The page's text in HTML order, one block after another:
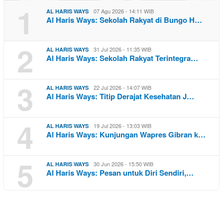
1 AL HARIS WAYS 07 Agu 2026 - 14:11 WIB
Al Haris Ways: Sekolah Rakyat di Bungo H…
2 AL HARIS WAYS 31 Jul 2026 - 11:35 WIB
Al Haris Ways: Sekolah Rakyat Terintegra…
3 AL HARIS WAYS 22 Jul 2026 - 14:07 WIB
Al Haris Ways: Titip Derajat Kesehatan J…
4 AL HARIS WAYS 19 Jul 2026 - 13:03 WIB
Al Haris Ways: Kunjungan Wapres Gibran k…
5 AL HARIS WAYS 30 Jun 2026 - 15:50 WIB
Al Haris Ways: Pesan untuk Diri Sendiri,…